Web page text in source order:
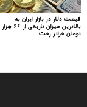
قیمت دلار در بازار ایران به
بالاترین میزان تاریخی از ۶۶ هزار
تومان فراتر رفت